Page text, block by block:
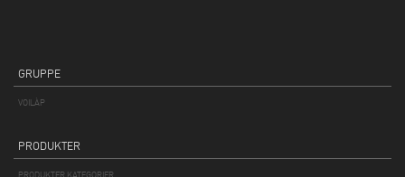
GRUPPE
VOILÀP
PRODUKTER
PRODUKTER KATEGORIER